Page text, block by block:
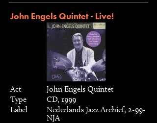
John Engels Quintet - Live!
Act
John Engels Quintet
Type
CD, 1999
Label
Nederlands Jazz Archief, 2-99-
NJA